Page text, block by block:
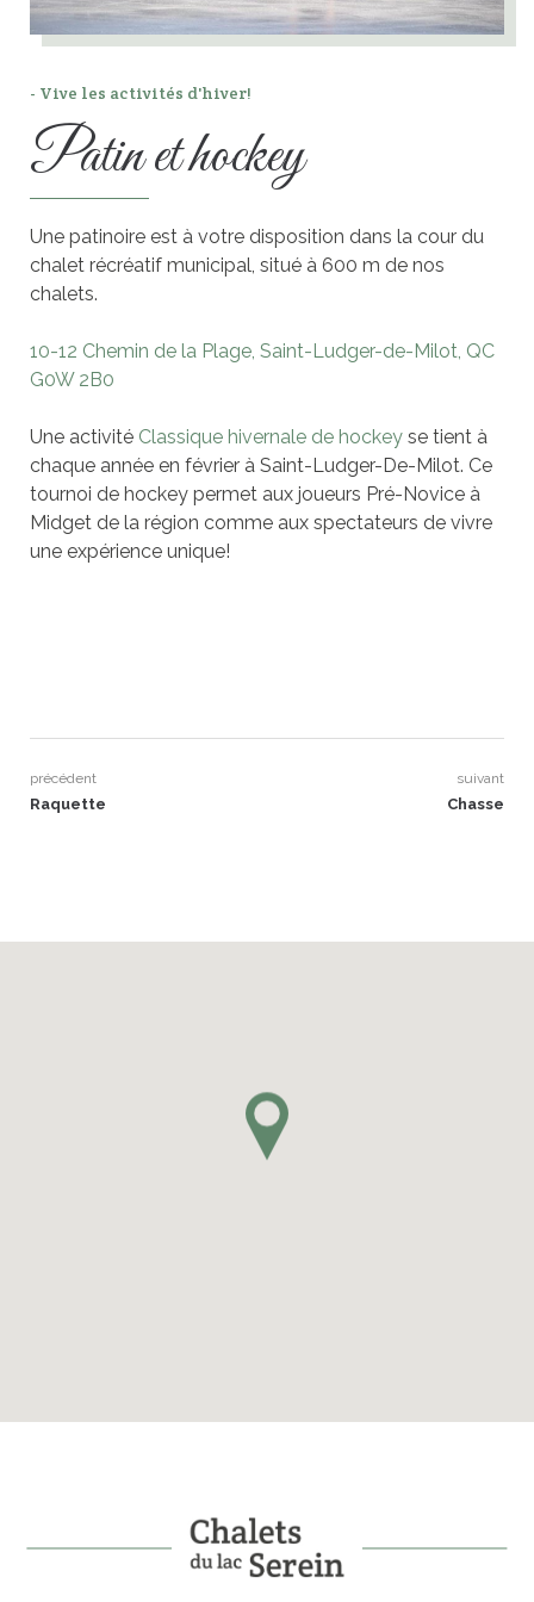
- Vive les activités d'hiver!
Patin et hockey
Une patinoire est à votre disposition dans la cour du
chalet récréatif municipal, situé à 600 m de nos
chalets.
10-12 Chemin de la Plage, Saint-Ludger-de-Milot, QC
G0W 2B0
Une activité Classique hivernale de hockey se tient à
chaque année en février à Saint-Ludger-De-Milot. Ce
tournoi de hockey permet aux joueurs Pré-Novice à
Midget de la région comme aux spectateurs de vivre
une expérience unique!
Navigation
précédent
Previous
Raquette
suivant
Next
Chasse